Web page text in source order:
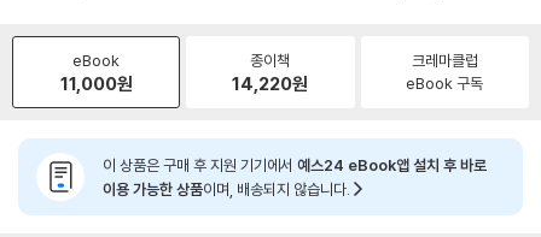
eBook
11,000원
종이책
14,220원
크레마클럽
eBook 구독
이 상품은 구매 후 지원 기기에서 예스24 eBook앱 설치 후 바로
이용 가능한 상품이며, 배송되지 않습니다.